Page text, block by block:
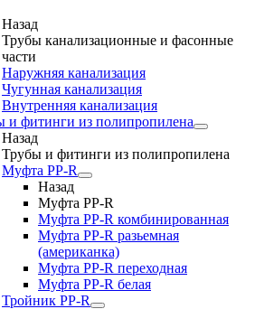
Назад
Трубы канализационные и фасонные
части
Наружняя канализация
Чугунная канализация
Внутренняя канализация
и фитинги из полипропилена
Назад
Трубы и фитинги из полипропилена
Муфта PP-R
Назад
Муфта PP-R
Муфта РР-R комбинированная
Муфта РР-R разьемная
(американка)
Муфта РР-R переходная
Муфта РР-R белая
Тройник PP-R